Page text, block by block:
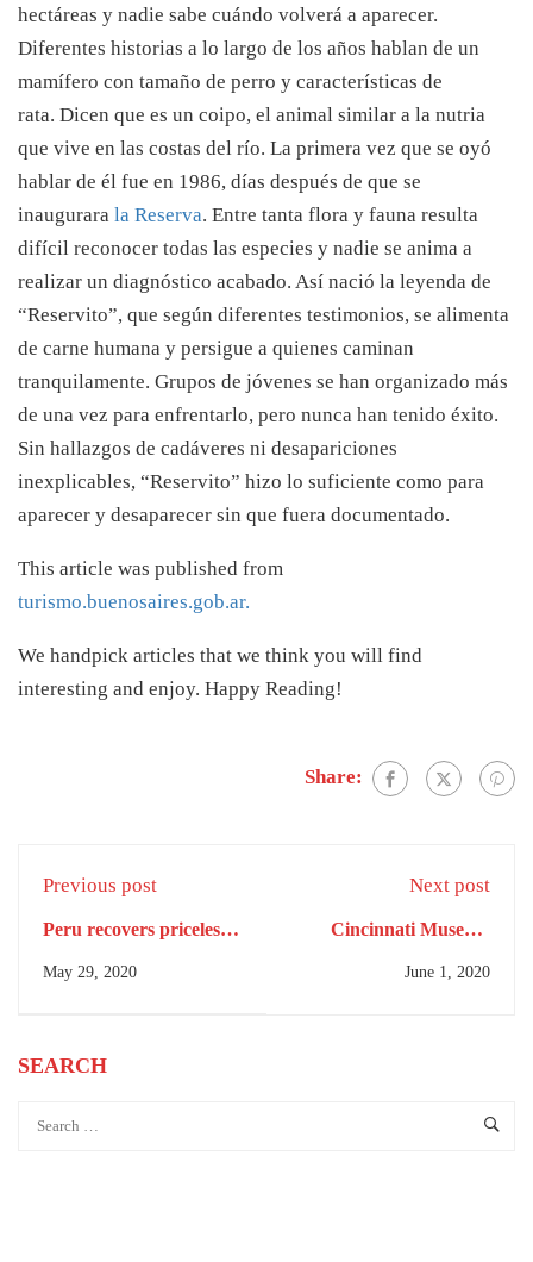
hectáreas y nadie sabe cuándo volverá a aparecer.
Diferentes historias a lo largo de los años hablan de un
mamífero con tamaño de perro y características de
rata. Dicen que es un coipo, el animal similar a la nutria
que vive en las costas del río. La primera vez que se oyó
hablar de él fue en 1986, días después de que se
inaugurara la Reserva. Entre tanta flora y fauna resulta
difícil reconocer todas las especies y nadie se anima a
realizar un diagnóstico acabado. Así nació la leyenda de
“Reservito”, que según diferentes testimonios, se alimenta
de carne humana y persigue a quienes caminan
tranquilamente. Grupos de jóvenes se han organizado más
de una vez para enfrentarlo, pero nunca han tenido éxito.
Sin hallazgos de cadáveres ni desapariciones
inexplicables, “Reservito” hizo lo suficiente como para
aparecer y desaparecer sin que fuera documentado.
This article was published from
turismo.buenosaires.gob.ar.
We handpick articles that we think you will find
interesting and enjoy. Happy Reading!
Share:
Previous post
Peru recovers priceless
May 29, 2020
Next post
Cincinnati Museum
June 1, 2020
SEARCH